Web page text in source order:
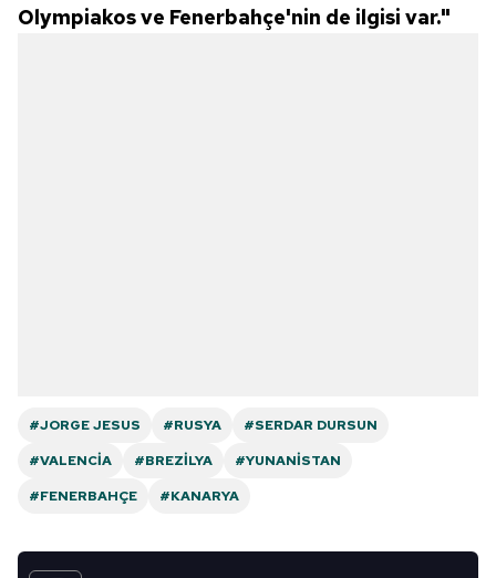
Olympiakos ve Fenerbahçe'nin de ilgisi var."
#JORGE JESUS #RUSYA
#SERDAR DURSUN
#VALENCIA
#BREZILYA
#YUNANISTAN
#FENERBAHÇE
#KANARYA